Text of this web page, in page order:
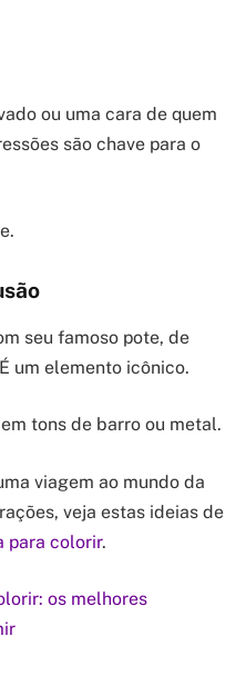
ou uma cara de quem
são chave para o
seu famoso pote, de
um elemento icônico.
tons de barro ou metal.
viagem ao mundo da
veja estas ideias de
para colorir.
os melhores